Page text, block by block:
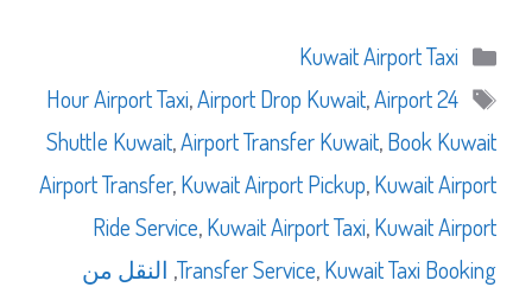
التصنيفات
Kuwait Airport Taxi
الوسوم
24 Hour Airport Taxi
,Airport Drop Kuwait,Airport
Shuttle Kuwait,Airport Transfer Kuwait,Book Kuwait
Airport Transfer,Kuwait Airport Pickup,Kuwait Airport
Ride Service,Kuwait Airport Taxi,Kuwait Airport
Transfer Service,Kuwait Taxi Booking
, النقل من